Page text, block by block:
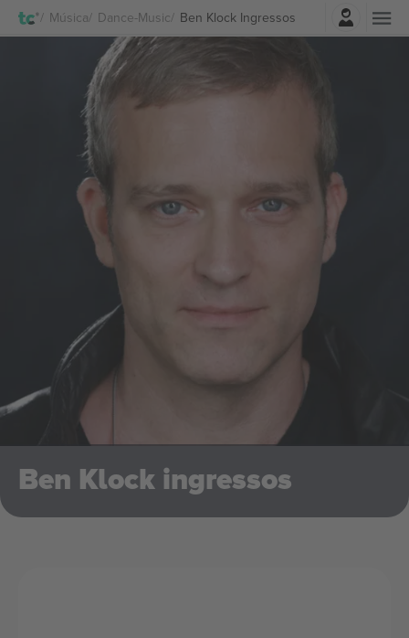
Música Dance-Music Ben Klock Ingressos
Entrar
Ben Klock ingressos